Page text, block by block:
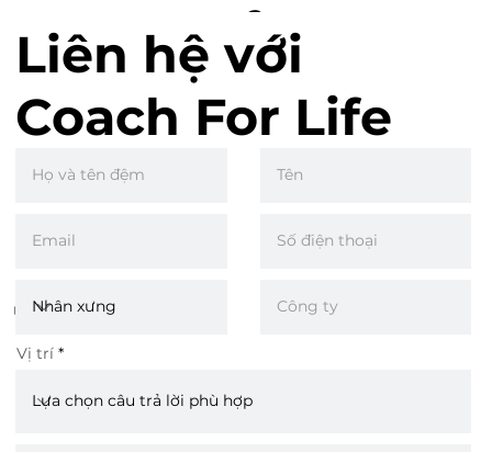
như giải
pháp chăm
sóc sức khoẻ
tinh thần
cho người
Liên hệ với
Coach For Life
Vị trí